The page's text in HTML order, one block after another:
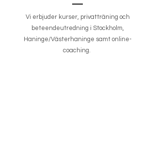
Vi erbjuder kurser, privatträning och
beteendeutredning i Stockholm,
Haninge/Västerhaninge samt online-
coaching.